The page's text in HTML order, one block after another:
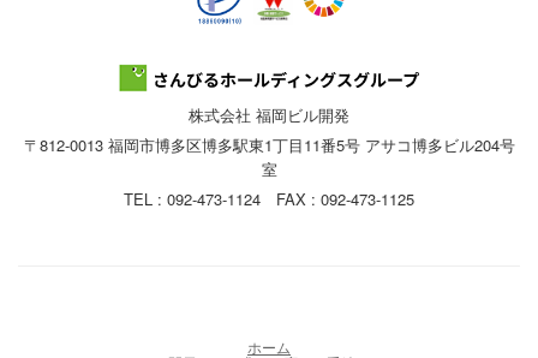
株式会社 福岡ビル開発
〒812-0013 福岡市博多区博多駅東1丁目11番5号 アサコ博多ビル204号
室
TEL : 092-473-1124 FAX : 092-473-1125
ホーム